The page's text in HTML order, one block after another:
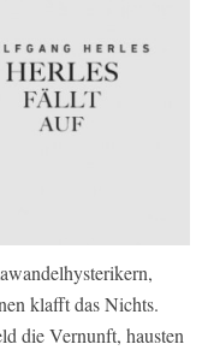
klafft das Nichts.
die Vernunft, hausten